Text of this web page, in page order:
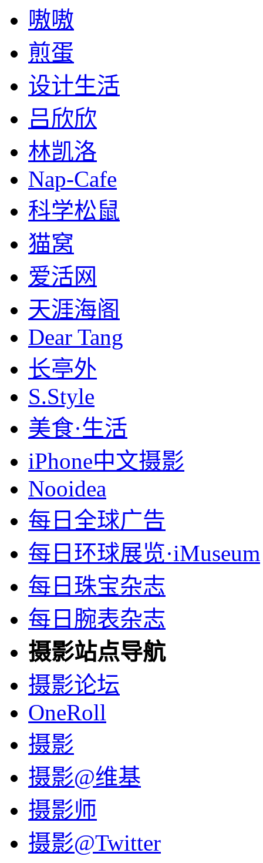
嗷嗷
煎蛋
设计生活
吕欣欣
林凯洛
Nap-Cafe
科学松鼠
猫窝
爱活网
天涯海阁
Dear Tang
长亭外
S.Style
美食·生活
iPhone中文摄影
Nooidea
每日全球广告
每日环球展览·iMuseum
每日珠宝杂志
每日腕表杂志
摄影站点导航
摄影论坛
OneRoll
摄影
摄影@维基
摄影师
摄影@Twitter